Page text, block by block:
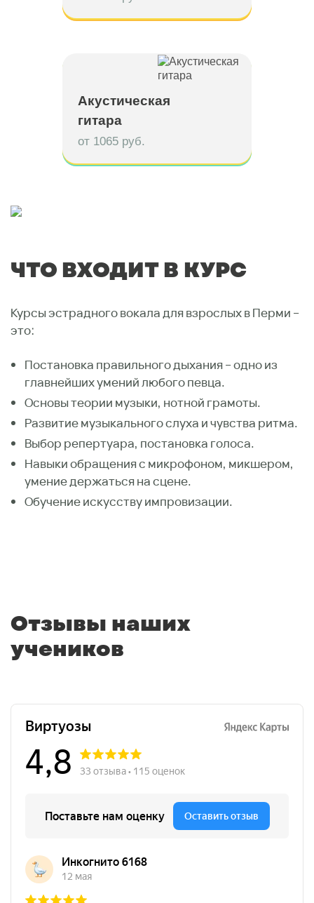
Акустическая
гитара
от 1065 руб.
ЧТО ВХОДИТ В КУРС
Курсы эстрадного вокала для взрослых в Перми –
это:
Постановка правильного дыхания – одно из
главнейших умений любого певца.
Основы теории музыки, нотной грамоты.
Развитие музыкального слуха и чувства ритма.
Выбор репертуара, постановка голоса.
Навыки обращения с микрофоном, микшером,
умение держаться на сцене.
Обучение искусству импровизации.
Отзывы наших
учеников